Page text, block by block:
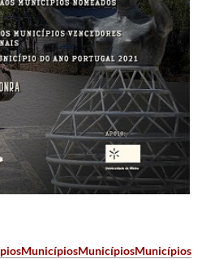
MunicípiosMunicípiosMunicípios